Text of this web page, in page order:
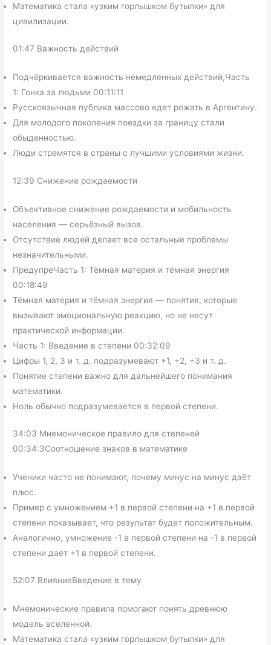
Математика стала «узким горлышком бутылки» для
цивилизации.
01:47 Важность действий
Подчёркивается важность немедленных действий,Часть
1: Гонка за людьми 00:11:11
Русскоязычная публика массово едет рожать в Аргентину.
Для молодого поколения поездки за границу стали
обыденностью.
Люди стремятся в страны с лучшими условиями жизни.
12:39 Снижение рождаемости
Объективное снижение рождаемости и мобильность
населения — серьёзный вызов.
Отсутствие людей делает все остальные проблемы
незначительными.
ПредупреЧасть 1: Тёмная материя и тёмная энергия
00:18:49
Тёмная материя и тёмная энергия — понятия, которые
вызывают эмоциональную реакцию, но не несут
практической информации.
Часть 1: Введение в степени 00:32:09
Цифры 1, 2, 3 и т. д. подразумевают +1, +2, +3 и т. д.
Понятие степени важно для дальнейшего понимания
математики.
Ноль обычно подразумевается в первой степени.
34:03 Мнемоническое правило для степеней
00:34:3Соотношение знаков в математике
Ученики часто не понимают, почему минус на минус даёт
плюс.
Пример с умножением +1 в первой степени на +1 в первой
степени показывает, что результат будет положительным.
Аналогично, умножение -1 в первой степени на -1 в первой
степени даёт +1 в первой степени.
52:07 ВлияниеВведение в тему
Мнемонические правила помогают понять древнюю
модель вселенной.
Математика стала «узким горлышком бутылки» для